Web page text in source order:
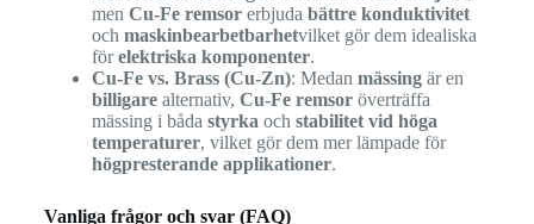
men Cu-Fe remsorerbjuda bättre konduktivitet
och maskinbearbetbarhetvilket gör dem idealiska
förelektriska komponenter.
Cu-Fe vs. Brass (Cu-Zn): Medan mässingär en
billigarealternativ, Cu-Fe remsoröverträffa
mässing i båda styrka och stabilitet vid höga
temperaturer, vilket gör dem mer lämpade för
högpresterande applikationer.
Vanliga frågor och svar (FAQ)